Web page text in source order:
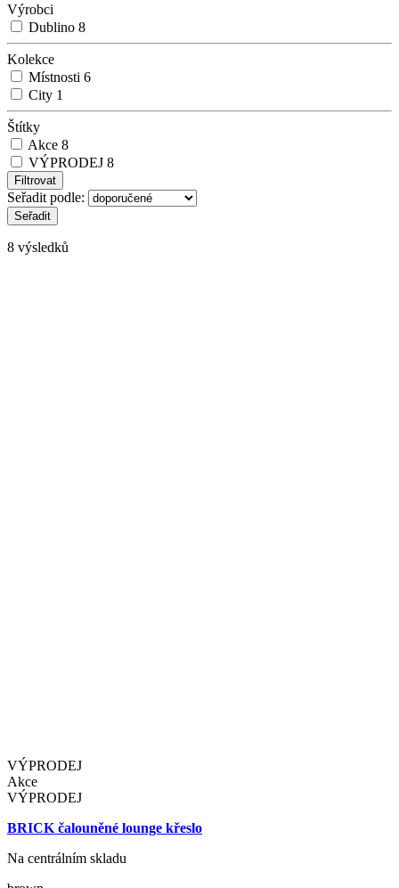
Výrobci
Dublino 8
Kolekce
Místnosti 6
City 1
Štítky
Akce 8
VÝPRODEJ 8
Seřadit podle:
8 výsledků
VÝPRODEJ
Akce
VÝPRODEJ
BRICK čalouněné lounge křeslo
Na centrálním skladu